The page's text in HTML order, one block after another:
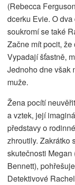
(Rebecca
dcerku Evie. O
soukromí se také
Začne mít pocit,
Vypadají šťastně,
Jednoho dne však
muže.
Žena pocítí
a vztek, její
představy o
zhroutily. Zakrátko
skutečnosti Megan
Bennett),
Detektivové